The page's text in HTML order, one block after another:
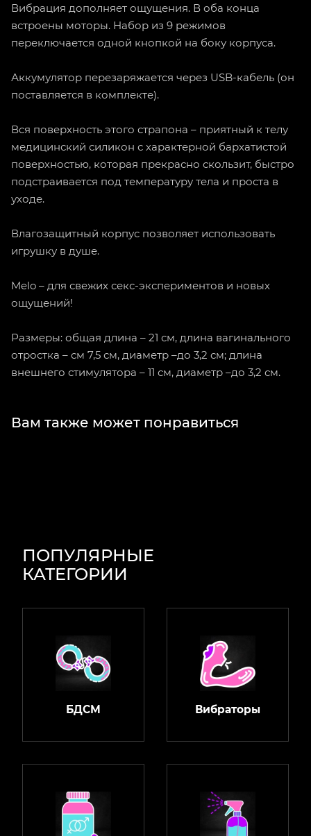
Вибрация дополняет ощущения. В оба конца
встроены моторы. Набор из 9 режимов
переключается одной кнопкой на боку корпуса.
Аккумулятор перезаряжается через USB-кабель (он
поставляется в комплекте).
Вся поверхность этого страпона – приятный к телу
медицинский силикон с характерной бархатистой
поверхностью, которая прекрасно скользит, быстро
подстраивается под температуру тела и проста в
уходе.
Влагозащитный корпус позволяет использовать
игрушку в душе.
Melo – для свежих секс-экспериментов и новых
ощущений!
Размеры: общая длина – 21 см, длина вагинального
отростка – см 7,5 см, диаметр –до 3,2 см; длина
внешнего стимулятора – 11 см, диаметр –до 3,2 см.
Вам также может понравиться
ПОПУЛЯРНЫЕ
КАТЕГОРИИ
БДСМ Вибраторы